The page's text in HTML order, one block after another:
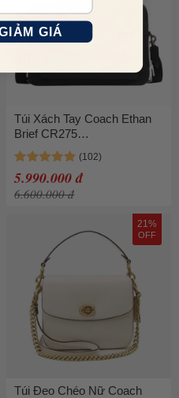
Túi Xách Tay Coach Ethan
Brief CR275
Gunmetal/Black Màu Đen
5.990.000 đ
6.600.000 đ
21%
OFF
Túi Đeo Chéo Nữ Coach
GIÁ